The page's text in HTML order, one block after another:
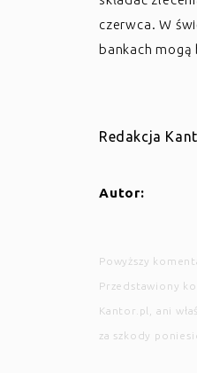
czerwca. W
bankach
Redakcja
Autor:
Powyższy
Przedstawiony
Kantor.pl, ani
za szkody